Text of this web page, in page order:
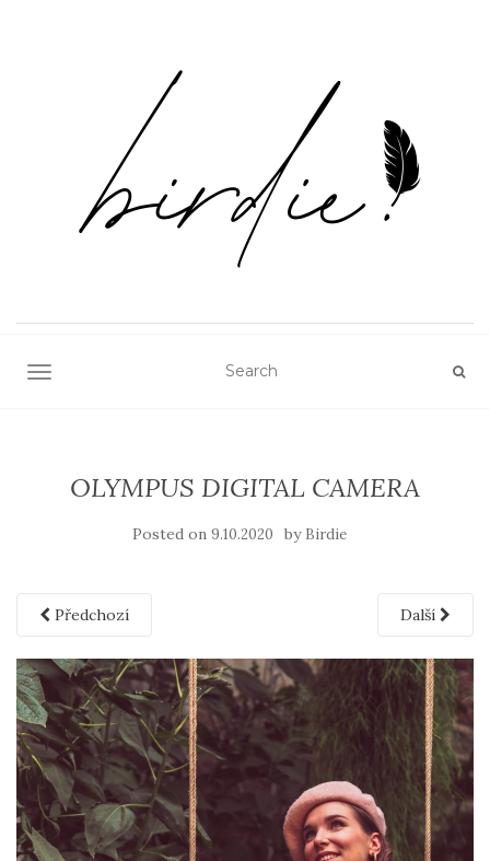
TOGGLE NAVIGATION
OLYMPUS DIGITAL CAMERA
Posted on 9.10.2020 by Birdie
Předchozí Další